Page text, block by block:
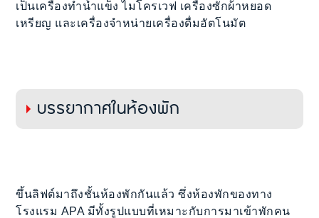
เป็นเครื่องทำน้ำแข็ง ไมโครเวฟ เครื่องซักผ้าหยอด
เหรียญ และเครื่องจำหน่ายเครื่องดื่มอัตโนมัต
บรรยากาศในห้องพัก
ขึ้นลิฟต์มาถึงชั้นห้องพักกันแล้ว ซึ่งห้องพักของทาง
โรงแรม APA มีทั้งรูปแบบที่เหมาะกับการมาเข้าพักคน